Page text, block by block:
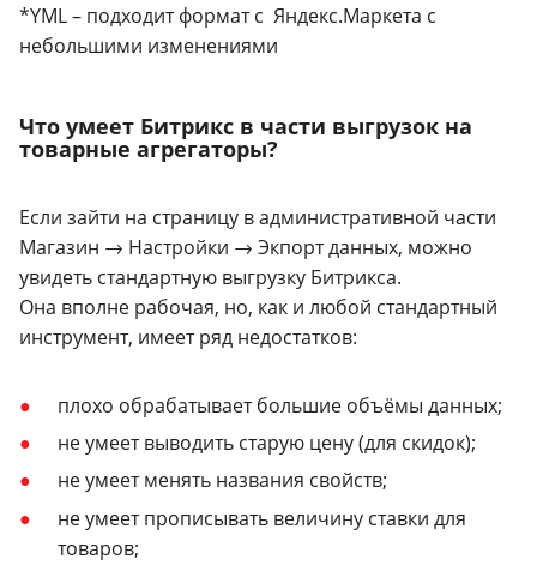
*YML – подходит формат с Яндекс.Маркета с
небольшими изменениями
Что умеет Битрикс в части выгрузок на
товарные агрегаторы?
Если зайти на страницу в административной части
Магазин → Настройки → Экпорт данных, можно
увидеть стандартную выгрузку Битрикса.
Она вполне рабочая, но, как и любой стандартный
инструмент, имеет ряд недостатков:
плохо обрабатывает большие объёмы данных;
не умеет выводить старую цену (для скидок);
не умеет менять названия свойств;
не умеет прописывать величину ставки для
товаров;